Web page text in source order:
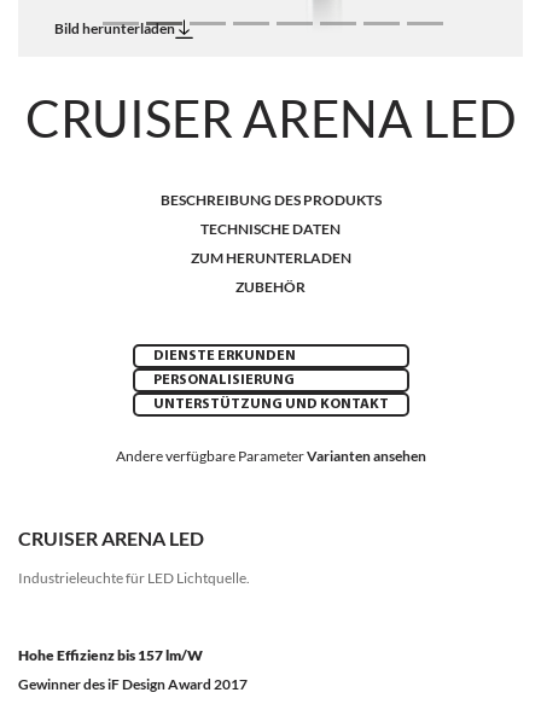
Bild herunterladen
CRUISER ARENA LED
BESCHREIBUNG DES PRODUKTS
TECHNISCHE DATEN
ZUM HERUNTERLADEN
ZUBEHÖR
DIENSTE ERKUNDEN
PERSONALISIERUNG
UNTERSTÜTZUNG UND KONTAKT
Andere verfügbare ParameterVarianten ansehen
CRUISER ARENA LED
Industrieleuchte für LED Lichtquelle.
Hohe Effizienz bis 157 lm/W
Gewinner des iF Design Award 2017